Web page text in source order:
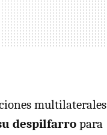
multilaterales
despilfarro para